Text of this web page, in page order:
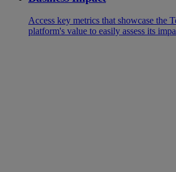
Access key metrics that showcase the
platform's value to easily assess its